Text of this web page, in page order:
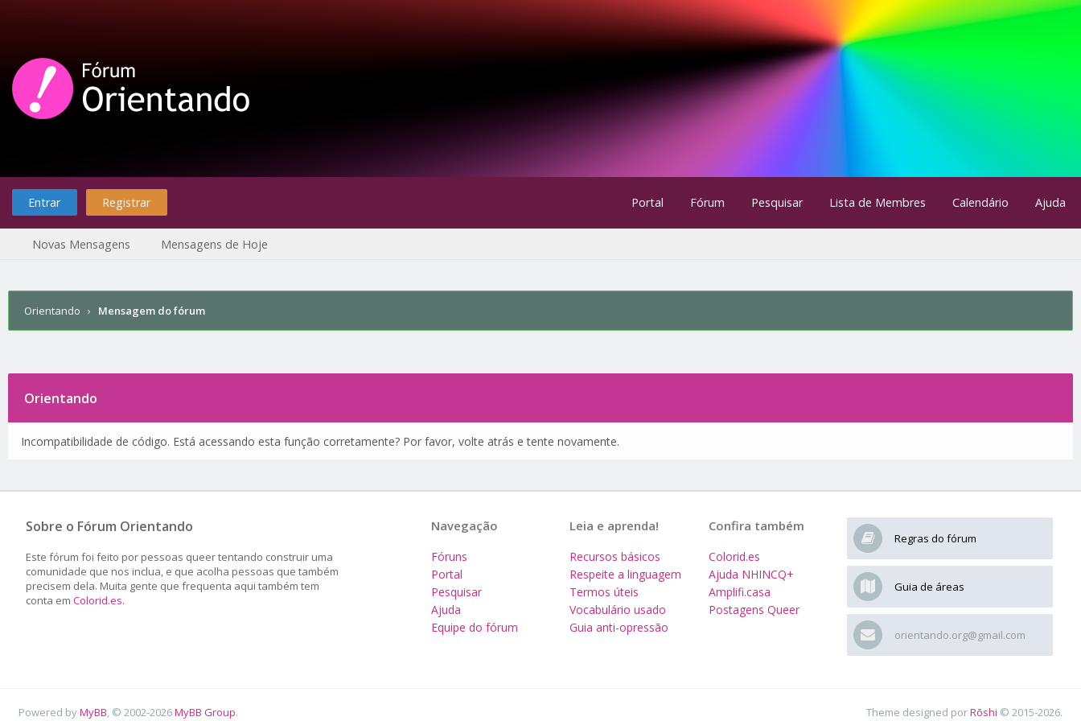
Entrar Registrar Portal Fórum Pesquisar Lista de Membres Calendário Ajuda
Novas Mensagens Mensagens de Hoje
Orientando › Mensagem do fórum
Orientando
Incompatibilidade de código. Está acessando esta função corretamente? Por favor, volte atrás e tente novamente.
Sobre o Fórum Orientando
Este fórum foi feito por pessoas queer tentando construir uma
comunidade que nos inclua, e que acolha pessoas que também
precisem dela. Muita gente que frequenta aqui também tem
conta em Colorid.es.
Regras do fórum
Guia de áreas
orientando.org@gmail.com
Confira também
Colorid.es
Ajuda NHINCQ+
Amplifi.casa
Postagens Queer
Leia e aprenda!
Recursos básicos
Respeite a linguagem
Termos úteis
Vocabulário usado
Guia anti-opressão
Navegação
Fóruns
Portal
Pesquisar
Ajuda
Equipe do fórum
Powered byMyBB , © 2002-2026MyBB Group. Theme designed porRōshi © 2015-2026.